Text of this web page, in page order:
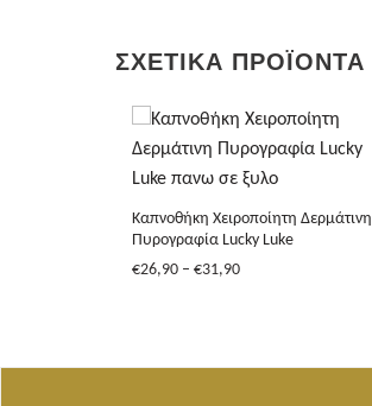
ΣΧΕΤΙΚΆ ΠΡΟΪΌΝΤΑ
+
Καπνοθήκη Χειροποίητη Δερμάτινη
Πυρογραφία Lucky Luke
€26,90 – €31,90Price